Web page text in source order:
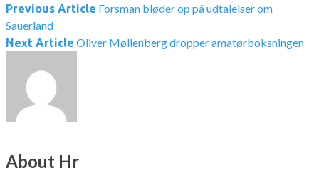
Indlægsnavigation
Previous Article Forsman bløder op på udtalelser om
Sauerland
Next Article Oliver Møllenberg dropper amatørboksningen
About Hr